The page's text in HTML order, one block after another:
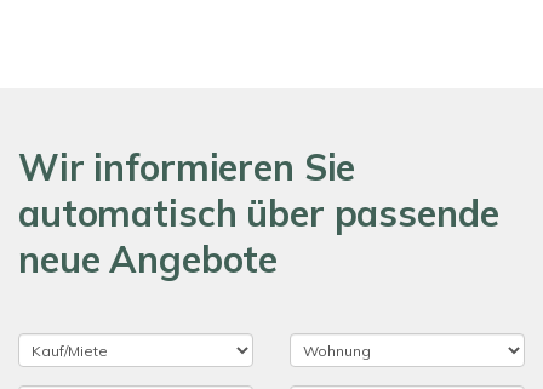
Wir informieren Sie
automatisch über passende
neue Angebote